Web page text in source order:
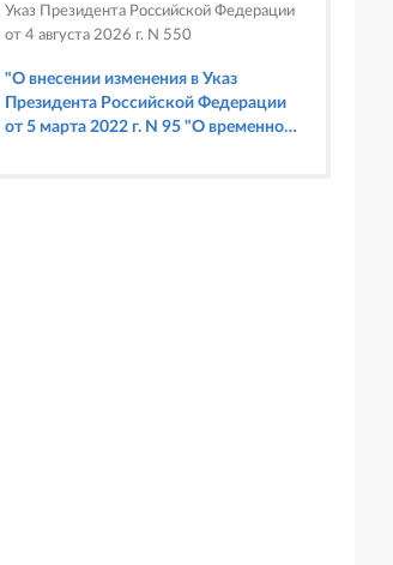
Указ Президента Российской Федерации
от 4 августа 2026 г. N 550
"О внесении изменения в Указ
Президента Российской Федерации
от 5 марта 2022 г. N 95 "О временном